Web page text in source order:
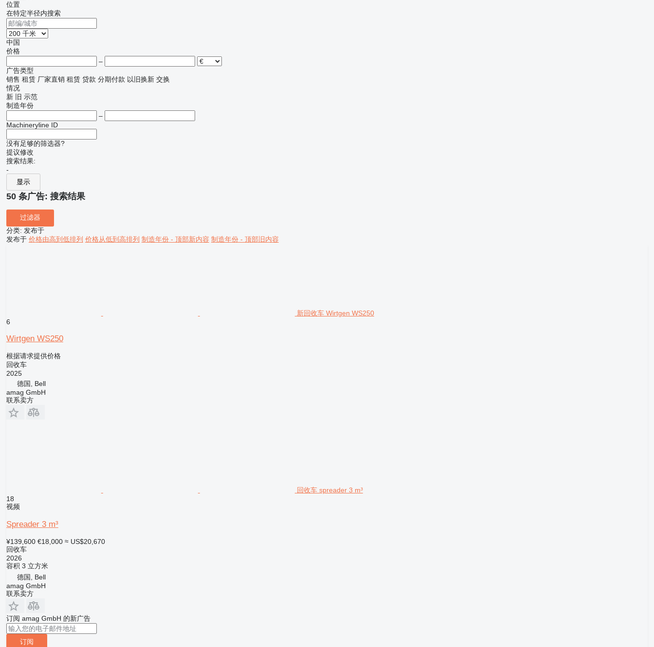
位置
在特定半径内搜索
中国
价格
–
广告类型
销售 租赁 厂家直销 租赁 贷款 分期付款 以旧换新 交换
情况
新 旧 示范
制造年份
–
Machineryline ID
没有足够的筛选器?
提议修改
搜索结果:
-
显示
50 条广告: 搜索结果
过滤器
分类: 发布于
发布于 价格由高到低排列 价格从低到高排列 制造年份 - 顶部新内容 制造年份 - 顶部旧内容
新回收车 Wirtgen WS250
6
Wirtgen WS250
根据请求提供价格
回收车
2025
德国, Bell
amag GmbH
联系卖方
回收车 spreader 3 m³
18
视频
Spreader 3 m³
¥139,600 €18,000 ≈ US$20,670
回收车
2026
容积 3 立方米
德国, Bell
amag GmbH
联系卖方
订阅 amag GmbH 的新广告
订阅